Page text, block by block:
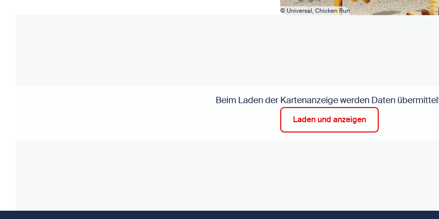
© Universal, Chicken Run
Beim Laden der Kartenanzeige werden Daten
Laden und anzeigen